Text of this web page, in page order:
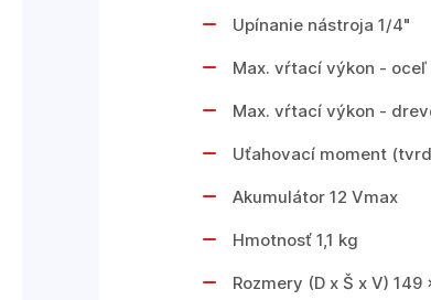
Upínanie nástroja 1/4"
Max. vŕtací výkon - oceľ
Max. vŕtací výkon -
Uťahovací moment
Akumulátor 12 Vmax
Hmotnosť 1,1 kg
Rozmery (D x Š x V)